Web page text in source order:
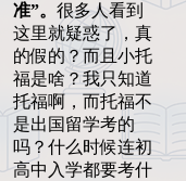
准”。 很多人看到
这里就疑惑了，真
的假的？而且小托
福是啥？我只知道
托福啊，而托福不
是出国留学考的
吗？什么时候连初
高中入学都要考什